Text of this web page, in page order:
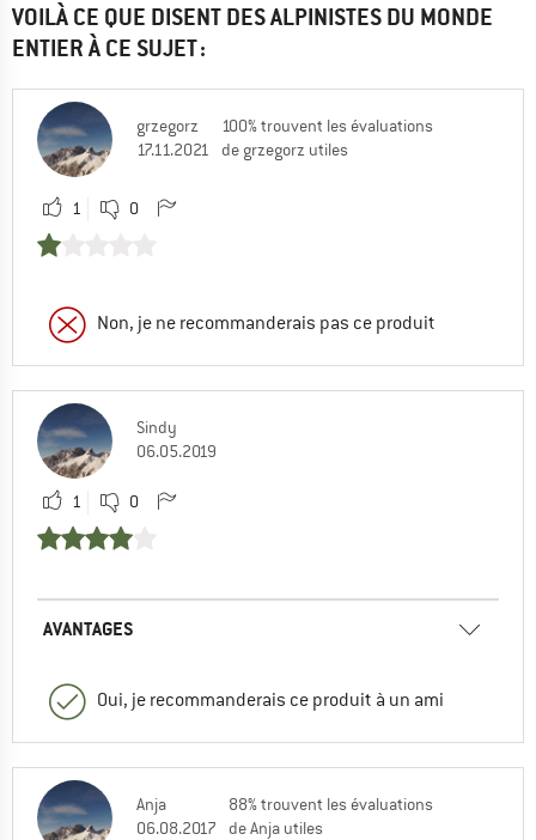
VOILÀ CE QUE DISENT DES ALPINISTES DU MONDE
ENTIER À CE SUJET :
grzegorz
17.11.2021
100% trouvent les évaluations
de grzegorz utiles
1 0
Non, je ne recommanderais pas ce produit
Sindy
06.05.2019
1 0
AVANTAGES
Oui, je recommanderais ce produit à un ami
Anja
06.08.2017
88% trouvent les évaluations
de Anja utiles